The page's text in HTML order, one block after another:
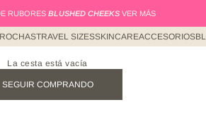
RUBORES BLUSHED CHEEKS VER MÁS
TRAVEL SIZESSKINCAREACCESORIOS
La cesta está vacía
SEGUIR COMPRANDO